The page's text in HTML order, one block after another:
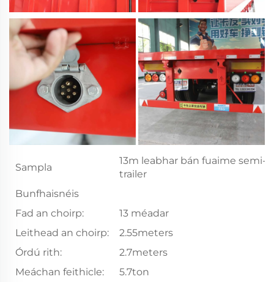
Sampla
13m leabhar bán fuaime semi-
trailer
Bunfhaisnéis
Fad an choirp:
13 méadar
Leithead an choirp:
2.55meters
Órdú rith:
2.7meters
Meáchan feithicle:
5.7ton